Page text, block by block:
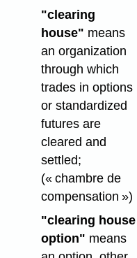
"clearing
house" means
an organization
through which
trades in options
or standardized
futures are
cleared and
settled;
(« chambre de
compensation »)
"clearing house
option" means